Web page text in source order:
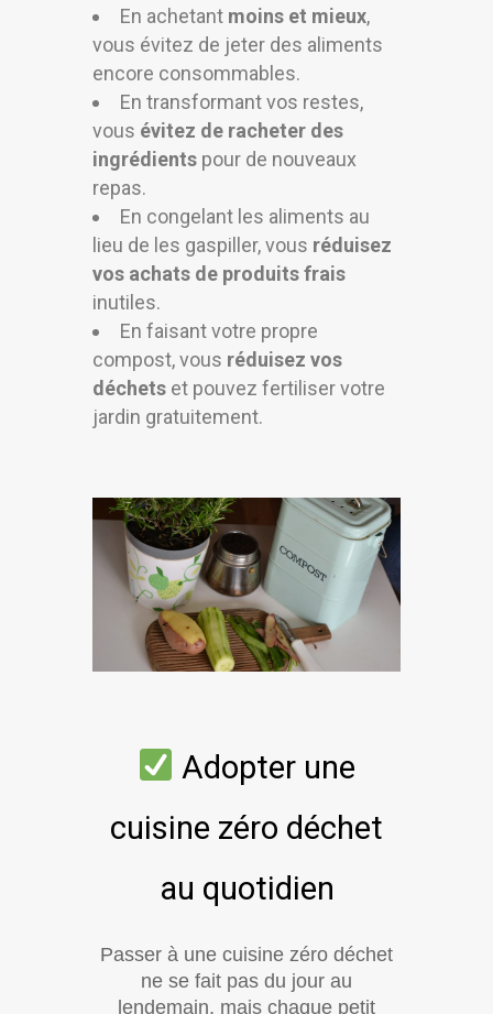
En achetant moins et mieux,
vous évitez de jeter des aliments
encore consommables.
En transformant vos restes,
vous évitez de racheter des
ingrédients pour de nouveaux
repas.
En congelant les aliments au
lieu de les gaspiller, vous réduisez
vos achats de produits frais
inutiles.
En faisant votre propre
compost, vous réduisez vos
déchets et pouvez fertiliser votre
jardin gratuitement.
Adopter une
cuisine zéro déchet
au quotidien
Passer à une cuisine zéro déchet
ne se fait pas du jour au
lendemain, mais chaque petit